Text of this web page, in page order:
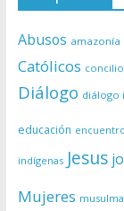
Abusos amazonía
Católicos
Diálogo diálogo
educación encuentro
indígenas Jesus
Mujeres